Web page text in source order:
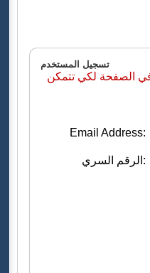
تسجيل المستخدم
الصفحة لكي تتمكن
Email Address:
الرقم السري: